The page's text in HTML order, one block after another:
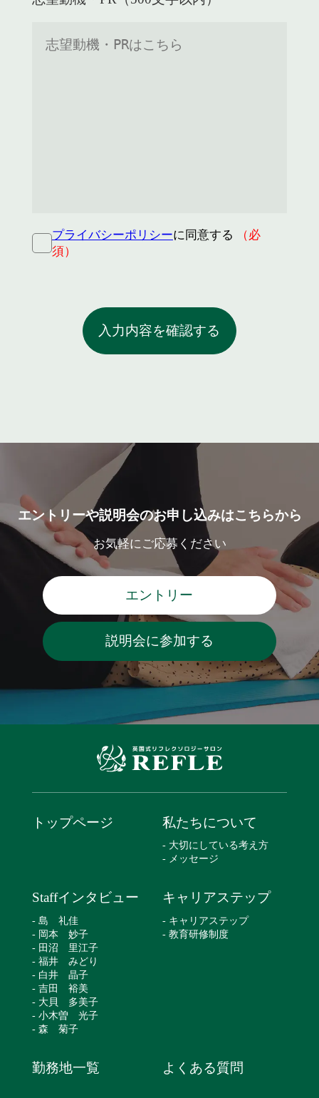
プライバシーポリシーに同意する
（必
須）
エントリーや説明会のお申し込みはこちらから
お気軽にご応募ください
エントリー
説明会に参加する
トップページ 私たちについて
- 大切にしている考え方
- メッセージ
Staffインタビュー
- 島 礼佳
- 岡本 妙子
- 田沼 里江子
- 福井 みどり
- 白井 晶子
- 吉田 裕美
- 大貝 多美子
- 小木曽 光子
- 森 菊子
キャリアステップ
- キャリアステップ
- 教育研修制度
勤務地一覧 よくある質問